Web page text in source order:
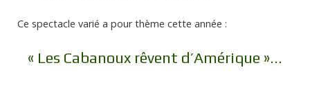
Ce spectacle varié a pour thème cette année :
« Les Cabanoux rêvent d’Amérique »...